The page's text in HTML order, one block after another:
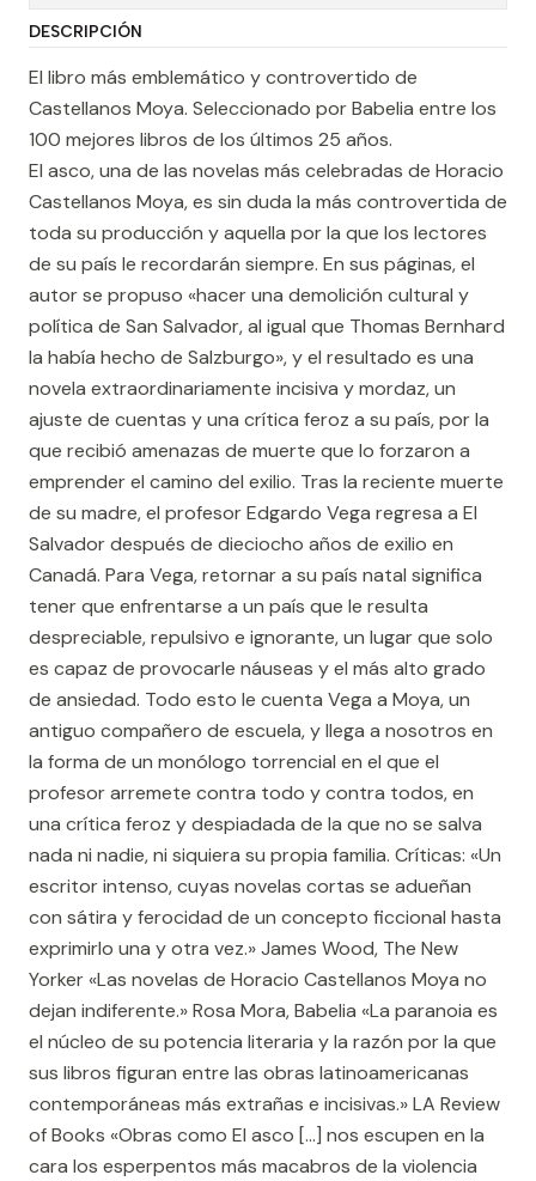
DESCRIPCIÓN
El libro más emblemático y controvertido de
Castellanos Moya. Seleccionado por Babelia entre los
100 mejores libros de los últimos 25 años.
El asco, una de las novelas más celebradas de Horacio
Castellanos Moya, es sin duda la más controvertida de
toda su producción y aquella por la que los lectores
de su país le recordarán siempre. En sus páginas, el
autor se propuso «hacer una demolición cultural y
política de San Salvador, al igual que Thomas Bernhard
la había hecho de Salzburgo», y el resultado es una
novela extraordinariamente incisiva y mordaz, un
ajuste de cuentas y una crítica feroz a su país, por la
que recibió amenazas de muerte que lo forzaron a
emprender el camino del exilio. Tras la reciente muerte
de su madre, el profesor Edgardo Vega regresa a El
Salvador después de dieciocho años de exilio en
Canadá. Para Vega, retornar a su país natal significa
tener que enfrentarse a un país que le resulta
despreciable, repulsivo e ignorante, un lugar que solo
es capaz de provocarle náuseas y el más alto grado
de ansiedad. Todo esto le cuenta Vega a Moya, un
antiguo compañero de escuela, y llega a nosotros en
la forma de un monólogo torrencial en el que el
profesor arremete contra todo y contra todos, en
una crítica feroz y despiadada de la que no se salva
nada ni nadie, ni siquiera su propia familia. Críticas: «Un
escritor intenso, cuyas novelas cortas se adueñan
con sátira y ferocidad de un concepto ficcional hasta
exprimirlo una y otra vez.» James Wood, The New
Yorker «Las novelas de Horacio Castellanos Moya no
dejan indiferente.» Rosa Mora, Babelia «La paranoia es
el núcleo de su potencia literaria y la razón por la que
sus libros figuran entre las obras latinoamericanas
contemporáneas más extrañas e incisivas.» LA Review
of Books «Obras como El asco [...] nos escupen en la
cara los esperpentos más macabros de la violencia